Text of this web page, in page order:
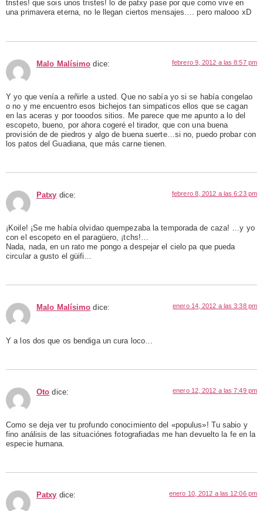
tristes! que sois unos tristes! lo de patxy pase por que como vive en
una primavera eterna, no le llegan ciertos mensajes…. pero malooo xD
Malo Malísimo dice: febrero 9, 2012 a las 8:57 pm
Y yo que venía a reñirle a usted. Que no sabía yo si se había congelao
o no y me encuentro esos bichejos tan simpaticos ellos que se cagan
en las aceras y por tooodos sitios. Me parece que me apunto a lo del
escopeto, bueno, por ahora cogeré el tirador, que con una buena
provisión de de piedros y algo de buena suerte…si no, puedo probar con
los patos del Guadiana, que más carne tienen.
Patxy dice: febrero 8, 2012 a las 6:23 pm
¡Koile! ¡Se me había olvidao quempezaba la temporada de caza! …y yo
con el escopeto en el paragüero, ¡tchs!…
Nada, nada, en un rato me pongo a despejar el cielo pa que pueda
circular a gusto el güifi…
Malo Malísimo dice: enero 14, 2012 a las 3:38 pm
Y a los dos que os bendiga un cura loco…
Oto dice: enero 12, 2012 a las 7:49 pm
Como se deja ver tu profundo conocimiento del «populus»! Tu sabio y
fino análisis de las situaciónes fotografiadas me han devuelto la fe en la
especie humana.
Patxy dice: enero 10, 2012 a las 12:06 pm